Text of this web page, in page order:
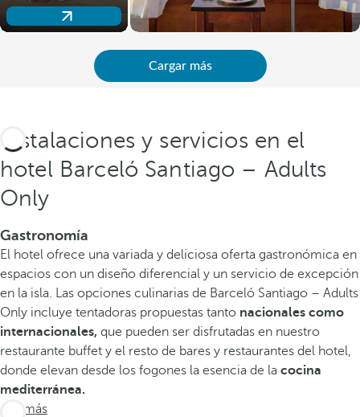
Descubre nuestro espacio wellness
Cargar más
Instalaciones y servicios en el
hotel Barceló Santiago – Adults
Only
Gastronomía
El hotel ofrece una variada y deliciosa oferta gastronómica en
espacios con un diseño diferencial y un servicio de excepción
en la isla. Las opciones culinarias de Barceló Santiago – Adults
Only incluye tentadoras propuestas tanto nacionales como
internacionales, que pueden ser disfrutadas en nuestro
restaurante buffet y el resto de bares y restaurantes del hotel,
donde elevan desde los fogones la esencia de la cocina
mediterránea.
Ver más